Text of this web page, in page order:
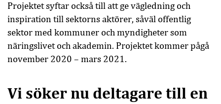
Projektet syftar också till att ge vägledning och
inspiration till sektorns aktörer, såväl offentlig
sektor med kommuner och myndigheter som
näringslivet och akademin. Projektet kommer pågå
november 2020 – mars 2021.
Vi söker nu deltagare till en